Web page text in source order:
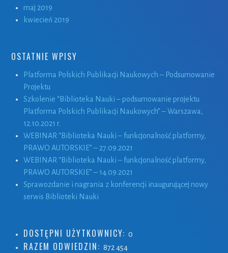
maj 2019
kwiecień 2019
OSTATNIE WPISY
Platforma Polskich Publikacji Naukowych – Podsumowanie
Projektu
Szkolenie “Biblioteka Nauki – podsumowanie projektu
Platforma Polskich Publikacji Naukowych” – Warszawa,
12.10.2021 r.
WEBINAR “Biblioteka Nauki – funkcjonalność platformy,
PRAWO AUTORSKIE” – 27.09.2021
WEBINAR “Biblioteka Nauki – funkcjonalność platformy,
PRAWO AUTORSKIE” – 14.09.2021
Sprawozdanie i nagrania z konferencji inaugurującej nowy
serwis Biblioteki Nauki
DOSTĘPNI UŻYTKOWNICY:0
RAZEM ODWIEDZIN:872 454